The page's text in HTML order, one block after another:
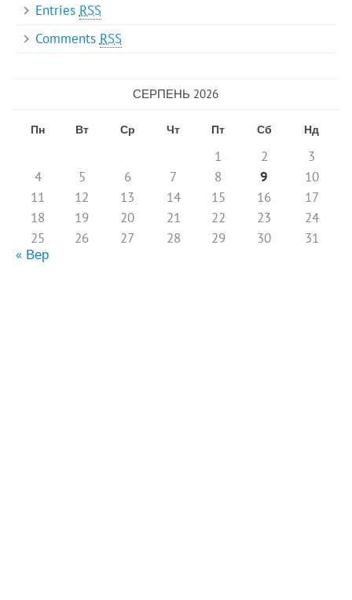
Entries RSS
Comments RSS
СЕРПЕНЬ 2026
Пн Вт Ср Чт Пт Сб Нд
1 2
3
4
5 6 7 8 9
10
11
12 13 14 15 16
17
18
19 20 21 22 23
24
25
26 27 28 29 30
31
« Вер